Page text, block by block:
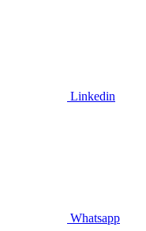
Linkedin
Whatsapp